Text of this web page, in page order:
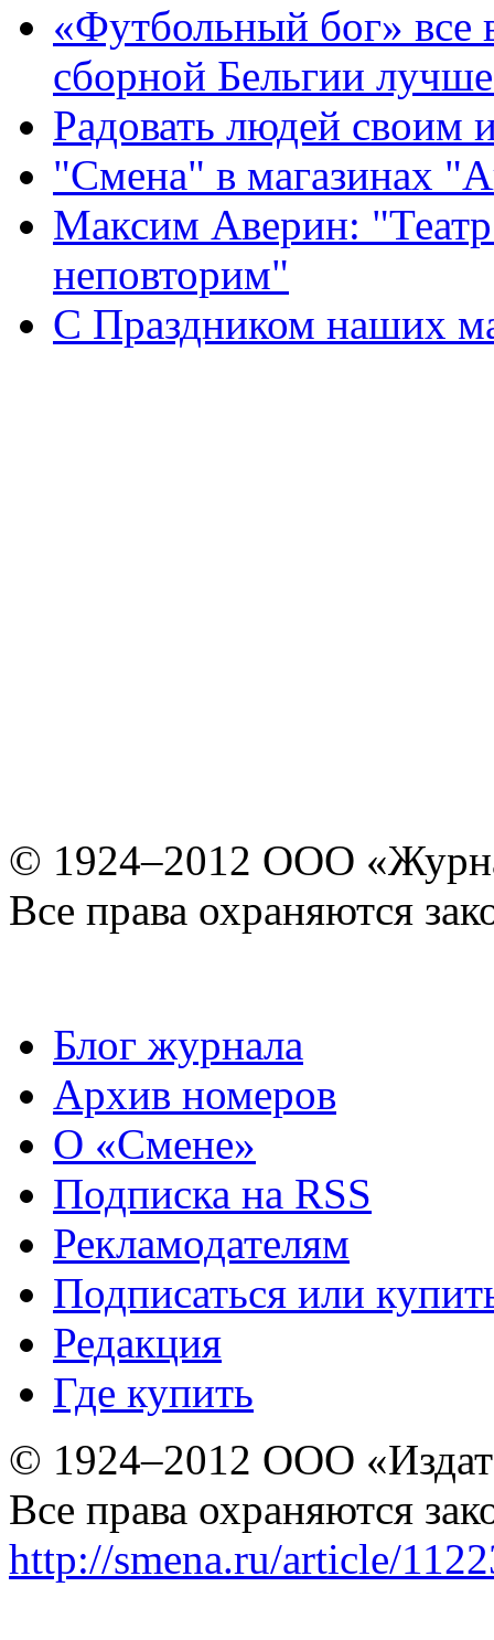
«Футбольный бог» все
сборной Бельгии
Радовать людей своим
"Смена" в магазинах
Максим Аверин:
неповторим"
С Праздником наших
© 1924–2012 ООО
Все права охраняются
Блог журнала
Архив номеров
О «Смене»
Подписка на RSS
Рекламодателям
Подписаться или
Редакция
Где купить
© 1924–2012 ООО
Все права охраняются
http://smena.ru/article/